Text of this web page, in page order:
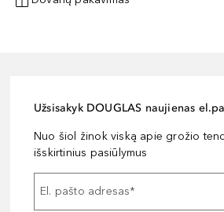
Užsisakyk DOUGLAS naujienas
Nuo šiol žinok viską apie grožio
išskirtinius pasiūlymus
El. pašto adresas*